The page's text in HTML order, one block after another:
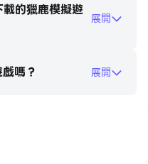
動物運動會影響您的成
戲中成為狩獵專家！
的獵鹿模擬遊 展開
嗎？ 展開